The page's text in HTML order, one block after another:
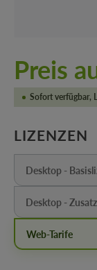
Preis
Sofort verfügbar,
LIZENZEN
Desktop -
(Diese Option ist
Desktop -
(Diese Option ist
Web-Tarife